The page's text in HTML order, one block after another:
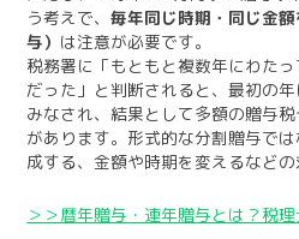
う考えで、毎年同じ時期・同じ金
与） は注意が必要です。
税務署に「もともと複数年にわた
だった」と判断されると、最初の
みなされ、結果として多額の贈与
があります。形式的な分割贈与で
成する、金額や時期を変えるなどの
＞＞暦年贈与・連年贈与とは？税理